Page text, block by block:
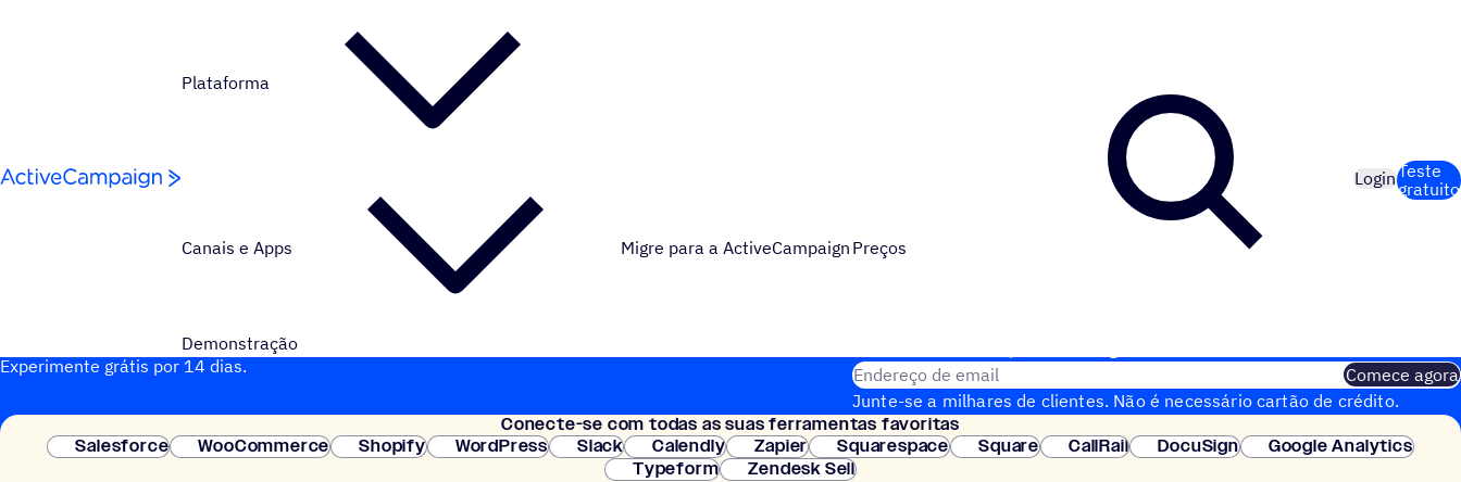
Plataforma
Canais e Apps Migre para a ActiveCampaign Preços
Demonstração
LoginTeste
gratuito
Quer testar a ActiveCampaign?
Experimente grátis por 14 dias.
Endereço de email
Comece agora
Junte-se a milhares de clientes. Não é necessário cartão de crédito.
Configuração instantânea.
Conecte-se com todas as suas ferramentas favoritas
Salesforce
WooCommerce Shopify WordPress Slack Calendly Zapier Squarespace Square CallRail DocuSign
Google Analytics
Typeform
Zendesk Sell